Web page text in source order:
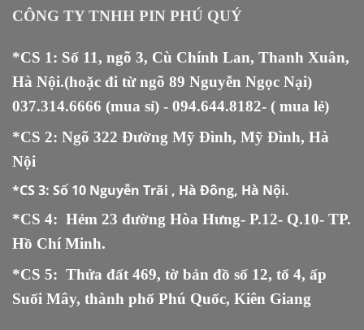
599.000 ₫.
CÔNG TY TNHH PIN PHÚ QUÝ
*CS 1: Số 11, ngõ 3, Cù Chính Lan, Thanh Xuân,
Hà Nội.(hoặc đi từ ngõ 89 Nguyễn Ngọc Nại)
037.314.6666 (mua sỉ) - 094.644.8182- ( mua lẻ)
*CS 2: Ngõ 322 Đường Mỹ Đình, Mỹ Đình, Hà
Nội
*CS 3: Số 10 Nguyễn Trãi , Hà Đông, Hà Nội.
*CS 4: Hẻm 23 đường Hòa Hưng- P.12- Q.10- TP.
Hồ Chí Minh.
*CS 5: Thửa đất 469, tờ bản đồ số 12, tổ 4, ấp
Suối Mây, thành phố Phú Quốc, Kiên Giang